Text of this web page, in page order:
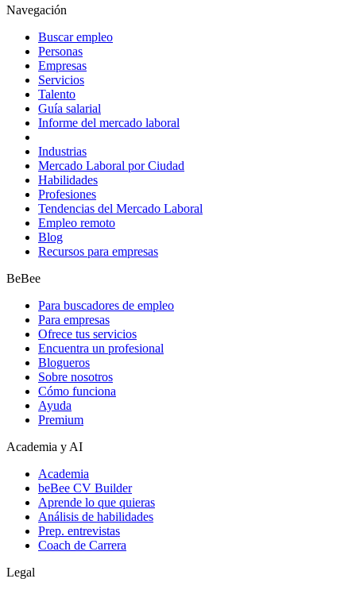
Navegación
Buscar empleo
Personas
Empresas
Servicios
Talento
Guía salarial
Informe del mercado laboral
Industrias
Mercado Laboral por Ciudad
Habilidades
Profesiones
Tendencias del Mercado Laboral
Empleo remoto
Blog
Recursos para empresas
BeBee
Para buscadores de empleo
Para empresas
Ofrece tus servicios
Encuentra un profesional
Blogueros
Sobre nosotros
Cómo funciona
Ayuda
Premium
Academia y AI
Academia
beBee CV Builder
Aprende lo que quieras
Análisis de habilidades
Prep. entrevistas
Coach de Carrera
Legal